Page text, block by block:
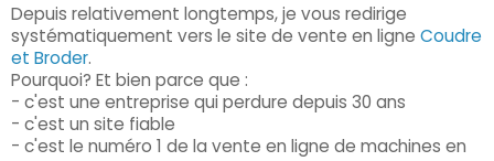
Depuis relativement longtemps, je vous redirige
systématiquement vers le site de vente en ligne Coudre
et Broder.
Pourquoi? Et bien parce que :
- c'est une entreprise qui perdure depuis 30 ans
- c'est un site fiable
- c'est le numéro 1 de la vente en ligne de machines en